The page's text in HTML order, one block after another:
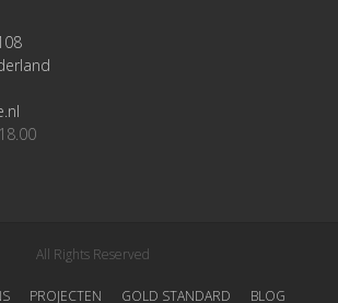
All Rights Reserved
PROJECTEN GOLD STANDARD BLOG